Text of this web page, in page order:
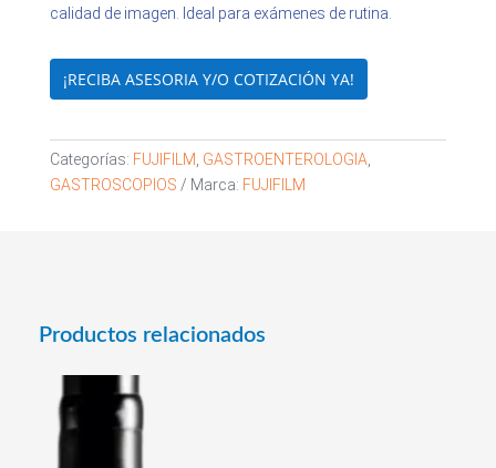
calidad de imagen. Ideal para exámenes de rutina.
¡RECIBA ASESORIA Y/O COTIZACIÓN YA!
Categorías: FUJIFILM, GASTROENTEROLOGIA,
GASTROSCOPIOS
Marca: FUJIFILM
Productos relacionados